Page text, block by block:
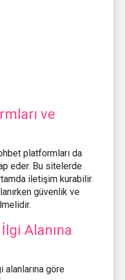
ve
platformları da
eder. Bu sitelerde
iletişim kurabilir.
güvenlik ve
Alanına
alanlarına göre